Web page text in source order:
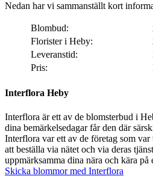
Nedan har vi sammanställt kort
Blombud:
Florister i Heby:
Leveranstid:
Pris:
Interflora Heby
Interflora är ett av de blomsterbud i
dina bemärkelsedagar får den där
Interflora var ett av de företag som
att beställa via nätet och via deras
uppmärksamma dina nära och kära
Skicka blommor med Interflora